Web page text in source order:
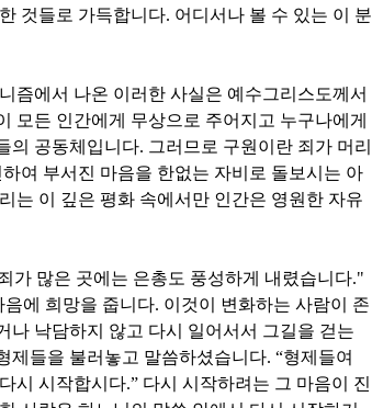
것들로 가득합니다. 어디서나 볼 수 있는 이 분
즘에서 나온 이러한 사실은 예수그리스도께서
모든 인간에게 무상으로 주어지고 누구나에게
의 공동체입니다. 그러므로 구원이란 죄가 머리
하여 부서진 마음을 한없는 자비로 돌보시는 아
는 이 깊은 평화 속에서만 인간은 영원한 자유
가 많은 곳에는 은총도 풍성하게 내렸습니다."
에 희망을 줍니다. 이것이 변화하는 사람이 존
나 낙담하지 않고 다시 일어서서 그길을 걷는
제들을 불러놓고 말씀하셨습니다. “형제들여
시 시작합시다.” 다시 시작하려는 그 마음이 진